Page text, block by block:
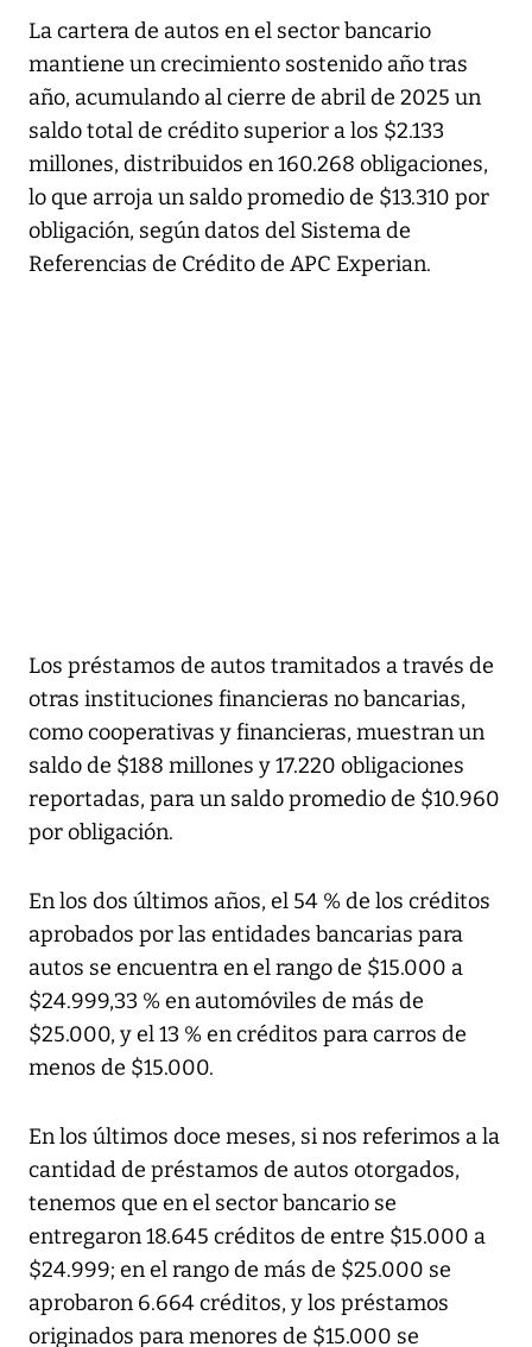
La cartera de autos en el sector bancario
mantiene un crecimiento sostenido año tras
año, acumulando al cierre de abril de 2025 un
saldo total de crédito superior a los $2.133
millones, distribuidos en 160.268 obligaciones,
lo que arroja un saldo promedio de $13.310 por
obligación, según datos del Sistema de
Referencias de Crédito de APC Experian.
Los préstamos de autos tramitados a través de
otras instituciones financieras no bancarias,
como cooperativas y financieras, muestran un
saldo de $188 millones y 17.220 obligaciones
reportadas, para un saldo promedio de $10.960
por obligación.
En los dos últimos años, el 54 % de los créditos
aprobados por las entidades bancarias para
autos se encuentra en el rango de $15.000 a
$24.999,33 % en automóviles de más de
$25.000, y el 13 % en créditos para carros de
menos de $15.000.
En los últimos doce meses, si nos referimos a la
cantidad de préstamos de autos otorgados,
tenemos que en el sector bancario se
entregaron 18.645 créditos de entre $15.000 a
$24.999; en el rango de más de $25.000 se
aprobaron 6.664 créditos, y los préstamos
originados para menores de $15.000 se